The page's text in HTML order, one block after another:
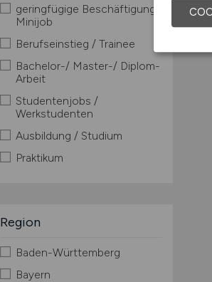
geringfügige Beschäftigung /
Minijob
Berufseinstieg / Trainee
Bachelor-/ Master-/ Diplom-
Arbeit
Studentenjobs /
Werkstudenten
Ausbildung / Studium
Praktikum
Region
Baden-Württemberg
Bayern